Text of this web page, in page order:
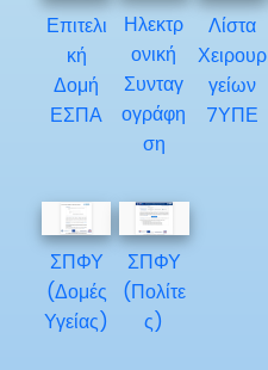
Επιτελι
κή
Δομή
ΕΣΠΑ
Ηλεκτρ
ονική
Συνταγ
ογράφη
ση
Λίστα
Χειρουρ
γείων
7ΥΠΕ
ΣΠΦΥ
(Δομές
Υγείας)
ΣΠΦΥ
(Πολίτε
ς)